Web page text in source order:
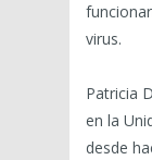
virus.
Patricia
en la
desde